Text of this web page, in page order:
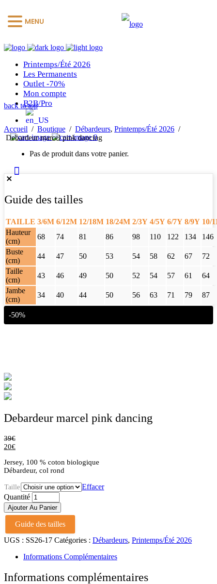
Printemps/Été 2026
Les Permanents
Outlet -70%
Mon compte
B2B/Pro
0
Pas de produit dans votre panier.
back to top
Accueil / Boutique / Débardeurs, Printemps/Été 2026 /
Debardeur marcel pink dancing
Guide des tailles
TAILLE 3/6M 6/12M 12/18M 18/24M 2/3Y 4/5Y 6/7Y 8/9Y 10/
Hauteur
(cm)
68 74 81 86 98 110 122 134
146
Buste
(cm)
44 47 50 53 54 58 62 67
72
Taille
(cm)
43 46 49 50 52 54 57 61
64
Jambe
(cm)
34 40 44 50 56 63 71 79 87
-50%
Debardeur marcel pink dancing
39€
20€
Jersey, 100 % coton biologique
Débardeur, col rond
Taille Effacer
Debardeur
marcel
pink
dancing
quantité
Quantité
Ajouter Au Panier
Guide des tailles
UGS : SS26-17 Catégories : Débardeurs, Printemps/Été 2026
Informations Complémentaires
Informations complémentaires
MENU